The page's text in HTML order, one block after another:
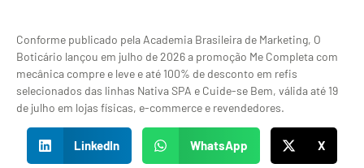
Conforme publicado pela Academia Brasileira de Marketing, O
Boticário lançou em julho de 2026 a promoção Me Completa com
mecânica compre e leve e até 100% de desconto em refis
selecionados das linhas Nativa SPA e Cuide-se Bem, válida até 19
de julho em lojas físicas, e-commerce e revendedores.
LinkedIn WhatsApp X